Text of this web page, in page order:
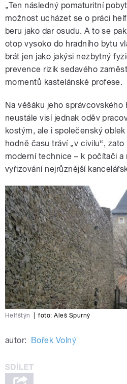
„Ten následný pomaturitní
možnost ucházet se o práci
beru jako dar osudu. A to se
otop vysoko do hradního bytu
brát jen jako jakýsi nezbytný
prevence rizik sedavého
momentů kastelánské profese.
Na věšáku jeho
neustále visí jednak oděv
kostým, ale i společenský
hodně času tráví „v civilu“,
moderní technice – k počítači a
vyřizování nejrůznější
Helfštýn foto: Aleš Spurný
autor: Bořek Volný